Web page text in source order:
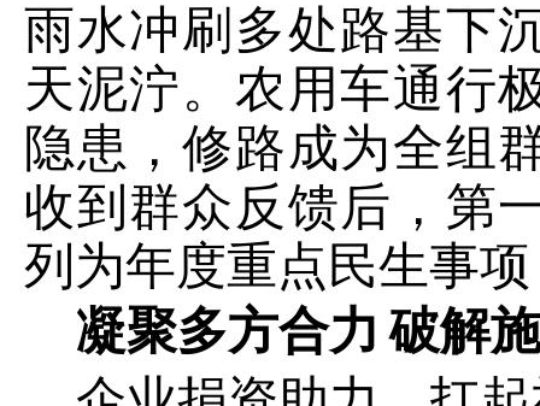
雨水冲刷多处路基下
天泥泞。农用车通行
隐患，修路成为全组
收到群众反馈后，第
列为年度重点民生事
凝聚多方合力 破解